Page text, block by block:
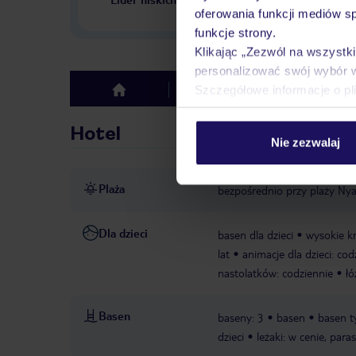
oferowania funkcji mediów
funkcje strony.
Klikając „Zezwól na
personalizować swój wybór
Szczegółowe informacje o
Nie zezwalaj
w Polsce
top Hotel Opinie
Hotel
Plaża bezpośrednio przy plaży
Dla dzieci basen dla dzieci wysokie
lat
animacje dla dzieci:
nastolatków: codziennie
Basen baseny: 3 basen basen
dzieci
leżaki: w cenie,